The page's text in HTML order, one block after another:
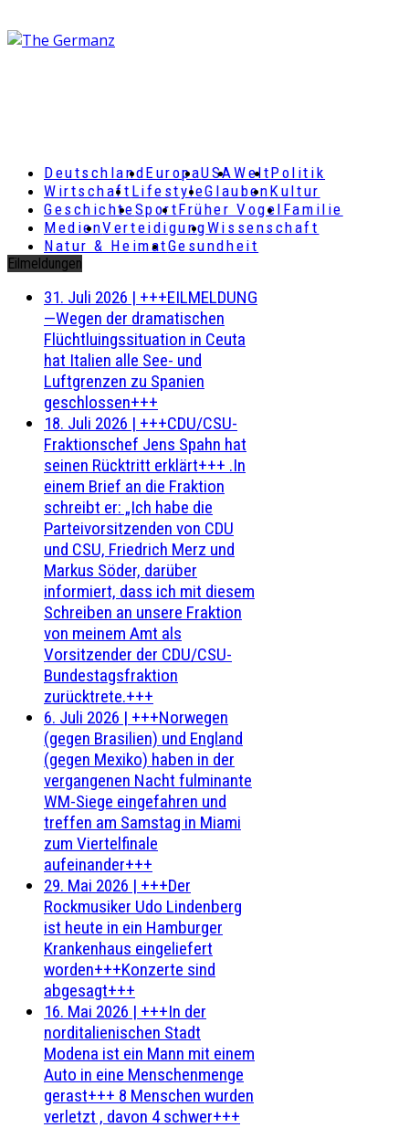
DeutschlandEuropaUSAWeltPolitik
Wirtschaft LifestyleGlaubenKultur
GeschichteSportFrüher Vogel Familie
MedienVerteidigungWissenschaft
Natur & HeimatGesundheit
Eilmeldungen
31. Juli 2026 | +++EILMELDUNG
—Wegen der dramatischen
Flüchtluingssituation in Ceuta
hat Italien alle See- und
Luftgrenzen zu Spanien
geschlossen+++
18. Juli 2026 | +++CDU/CSU-
Fraktionschef Jens Spahn hat
seinen Rücktritt erklärt+++ .In
einem Brief an die Fraktion
schreibt er: „Ich habe die
Parteivorsitzenden von CDU
und CSU, Friedrich Merz und
Markus Söder, darüber
informiert, dass ich mit diesem
Schreiben an unsere Fraktion
von meinem Amt als
Vorsitzender der CDU/CSU-
Bundestagsfraktion
zurücktrete.+++
6. Juli 2026 | +++Norwegen
(gegen Brasilien) und England
(gegen Mexiko) haben in der
vergangenen Nacht fulminante
WM-Siege eingefahren und
treffen am Samstag in Miami
zum Viertelfinale
aufeinander+++
29. Mai 2026 | +++Der
Rockmusiker Udo Lindenberg
ist heute in ein Hamburger
Krankenhaus eingeliefert
worden+++Konzerte sind
abgesagt+++
16. Mai 2026 | +++In der
norditalienischen Stadt
Modena ist ein Mann mit einem
Auto in eine Menschenmenge
gerast+++ 8 Menschen wurden
verletzt , davon 4 schwer+++